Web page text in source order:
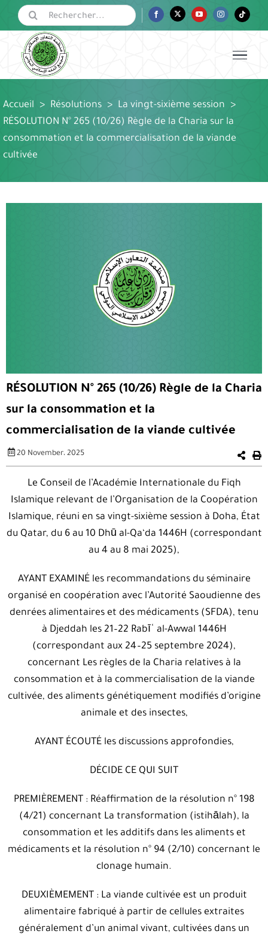
Passer
contenu
Rechercher:
FacebookTwitter YouTubeInstagramTiktok
Accueil > Résolutions > La vingt-sixième session
>
RÉSOLUTION N° 265 (10/26) Règle de la Charia sur la
consommation et la commercialisation de la viande
cultivée
RÉSOLUTION N° 265 (10/26) Règle de la Charia
sur la consommation et la
commercialisation de la viande cultivée
20 November، 2025
Le Conseil de l’Académie Internationale du Fiqh
Islamique relevant de l’Organisation de la Coopération
Islamique‭, ‬réuni en sa vingt-sixième session à Doha‭, ‬État
du Qatar‭, ‬du 6‭ ‬au 10‭ ‬Dhū‭ ‬al-Qa‘da 1446H‭ (‬correspondant
au 4‭ ‬au 8‭ ‬mai 2025‭),‬
AYANT EXAMINÉ les recommandations du séminaire
organisé en coopération avec l’Autorité Saoudienne des
denrées alimentaires et des médicaments‭ (‬SFDA‭), ‬tenu
à Djeddah les 21–22‭ ‬Rabīʿ‭ ‬al-Awwal 1446H‭
(‬correspondant aux 24–25‭ ‬septembre 2024‭),
‬concernant Les règles de la Charia relatives à la
consommation et à la commercialisation de la viande
cultivée‭, ‬des aliments génétiquement modifiés d’origine
animale et des insectes‭,‬
AYANT ÉCOUTÉ les discussions approfondies‭,‬
DÉCIDE CE QUI SUIT
PREMIÈREMENT ‭ : ‬Réaffirmation de la résolution n° 198‭
(‬4/21‭) ‬concernant La transformation‭ (‬istihālah‭), ‬la
consommation et les additifs dans les aliments et
médicaments et la résolution n° 94‭ (‬2/10‭) ‬concernant le
clonage humain‭.‬
DEUXIÈMEMENT ‭ : ‬La viande cultivée est un produit
alimentaire fabriqué à partir de cellules extraites
généralement d’un animal vivant‭, ‬cultivées dans un